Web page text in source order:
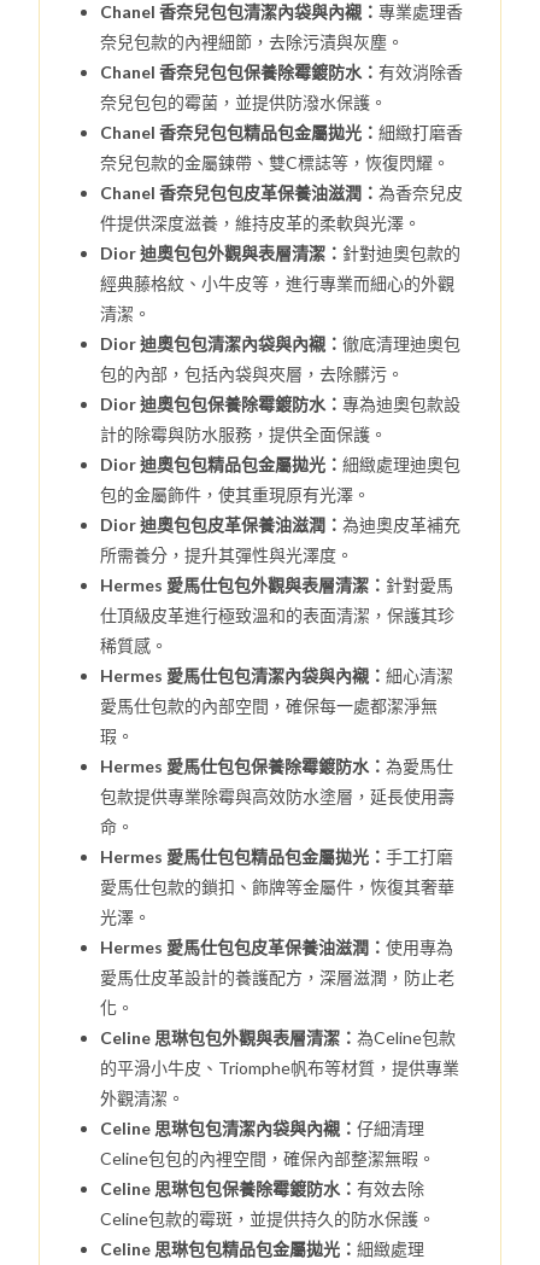
Chanel 香奈兒包包清潔內袋與內襯：專業處理香
奈兒包款的內裡細節，去除污漬與灰塵。
Chanel 香奈兒包包保養除霉鍍防水：有效消除香
奈兒包包的霉菌，並提供防潑水保護。
Chanel 香奈兒包包精品包金屬拋光：細緻打磨香
奈兒包款的金屬鍊帶、雙C標誌等，恢復閃耀。
Chanel 香奈兒包包皮革保養油滋潤：為香奈兒皮
件提供深度滋養，維持皮革的柔軟與光澤。
Dior 迪奧包包外觀與表層清潔： 針對迪奧包款的
經典藤格紋、小牛皮等，進行專業而細心的外觀
清潔。
Dior 迪奧包包清潔內袋與內襯：徹底清理迪奧包
包的內部，包括內袋與夾層，去除髒污。
Dior 迪奧包包保養除霉鍍防水：專為迪奧包款設
計的除霉與防水服務，提供全面保護。
Dior 迪奧包包精品包金屬拋光：細緻處理迪奧包
包的金屬飾件，使其重現原有光澤。
Dior 迪奧包包皮革保養油滋潤：為迪奧皮革補充
所需養分，提升其彈性與光澤度。
Hermes 愛馬仕包包外觀與表層清潔： 針對愛馬
仕頂級皮革進行極致溫和的表面清潔，保護其珍
稀質感。
Hermes 愛馬仕包包清潔內袋與內襯：細心清潔
愛馬仕包款的內部空間，確保每一處都潔淨無
瑕。
Hermes 愛馬仕包包保養除霉鍍防水：為愛馬仕
包款提供專業除霉與高效防水塗層，延長使用壽
命。
Hermes 愛馬仕包包精品包金屬拋光：手工打磨
愛馬仕包款的鎖扣、飾牌等金屬件，恢復其奢華
光澤。
Hermes 愛馬仕包包皮革保養油滋潤：使用專為
愛馬仕皮革設計的養護配方，深層滋潤，防止老
化。
Celine 思琳包包外觀與表層清潔：為Celine包款
的平滑小牛皮、Triomphe帆布等材質，提供專業
外觀清潔。
Celine 思琳包包清潔內袋與內襯：仔細清理
Celine包包的內裡空間，確保內部整潔無暇。
Celine 思琳包包保養除霉鍍防水：有效去除
Celine包款的霉斑，並提供持久的防水保護。
Celine 思琳包包精品包金屬拋光：細緻處理